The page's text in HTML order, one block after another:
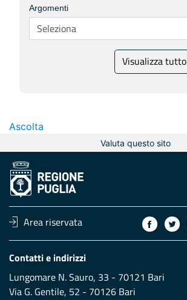
Argomenti
Visualizza tutto
Ascolta
Valuta questo sito
Area riservata
Contatti e indirizzi
Lungomare N. Sauro, 33 - 70121 Bari
Via G. Gentile, 52 - 70126 Bari